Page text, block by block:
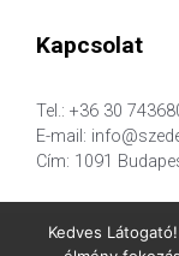
Kapcsolat
Tel.: +36 30
E-mail:
Cím: 1091
Kedves